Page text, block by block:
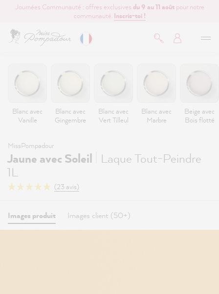
principal
Journées Communauté : offres exclusives du 9 au 11 aoûtpour notre
communauté. Inscris-toi !
Blanc avec
Vanille
Blanc avec
Gingembre
Blanc avec
Vert Tilleul
Blanc avec
Marbre
Beige avec
Bois flotté
MissPompadour
Jaune avec Soleil
Laque Tout-Peindre
1L
(23 avis)
Images produit Images client (50+)